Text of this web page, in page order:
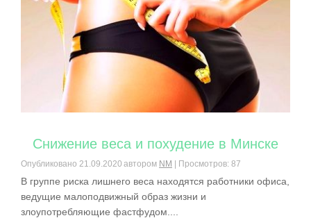
Снижение веса и похудение в Минске
Опубликовано 21.09.2020 автором NM | Просмотров: 87
В группе риска лишнего веса находятся работники офиса,
ведущие малоподвижный образ жизни и
злоупотребляющие фастфудом....